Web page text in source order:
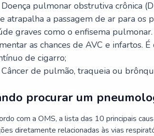
Doença pulmonar obstrutiva crônica
atrapalha a passagem de ar para os
graves como o enfisema
as chances de AVC e infartos.
de cigarro;
Câncer de pulmão, traqueia ou
procurar um
com a OMS, a lista das 10 principais
diretamente relacionadas às vias